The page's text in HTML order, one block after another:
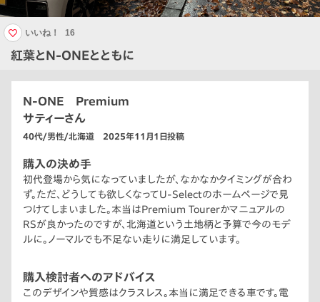
紅葉とN-ONEとともに
いいね！ 16
N-ONE Premium
サティーさん
40代/男性/北海道 2025年11月1日投稿
購入の決め手
初代登場から気になっていましたが、なかなかタイミングが合わ
ず。ただ、どうしても欲しくなってU-Selectのホームページで見
つけてしまいました。本当はPremium Tourerかマニュアルの
RSが良かったのですが、北海道という土地柄と予算で今のモデ
ルに。ノーマルでも不足ない走りに満足しています。
購入検討者へのアドバイス
このデザインや質感はクラスレス。本当に満足できる車です。電